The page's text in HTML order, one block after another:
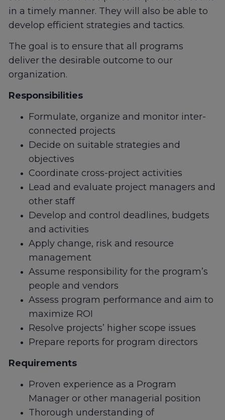
in a timely manner. They will also be able to
develop efficient strategies and tactics.
The goal is to ensure that all programs
deliver the desirable outcome to our
organization.
Responsibilities
Formulate, organize and monitor inter-
connected projects
Decide on suitable strategies and
objectives
Coordinate cross-project activities
Lead and evaluate project managers and
other staff
Develop and control deadlines, budgets
and activities
Apply change, risk and resource
management
Assume responsibility for the program’s
people and vendors
Assess program performance and aim to
maximize ROI
Resolve projects’ higher scope issues
Prepare reports for program directors
Requirements
Proven experience as a Program
Manager or other managerial position
Thorough understanding of